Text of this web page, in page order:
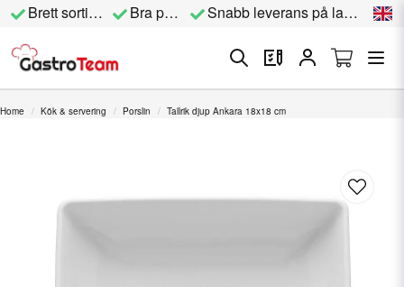
Brett sortiment Bra priser Snabb leverans på lagervara
Home Kök & servering Porslin Tallrik djup Ankara 18x18 cm